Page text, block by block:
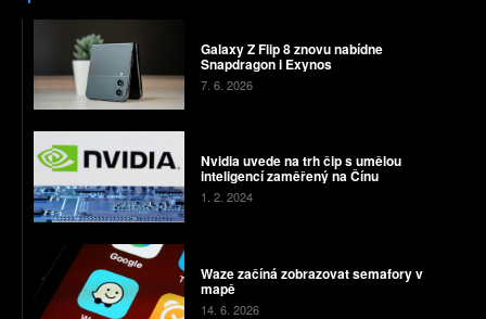
Galaxy Z Flip 8 znovu nabídne
Snapdragon i Exynos
7. 6. 2026
Nvidia uvede na trh čip s umělou
inteligencí zaměřený na Čínu
1. 2. 2024
Waze začíná zobrazovat semafory v
mapě
14. 6. 2026